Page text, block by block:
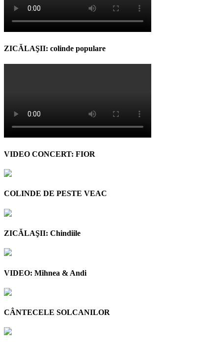
ZICĂLAŞII: colinde populare
VIDEO CONCERT: FIOR
COLINDE DE PESTE VEAC
ZICĂLAŞII: Chindiile
VIDEO: Mihnea & Andi
CÂNTECELE SOLCANILOR